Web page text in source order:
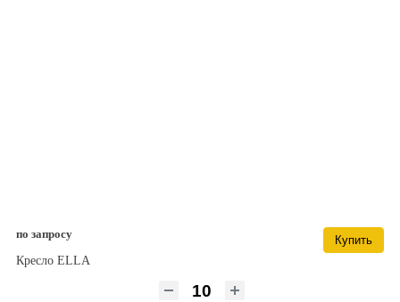
по запросу
Купить
Кресло ELLA